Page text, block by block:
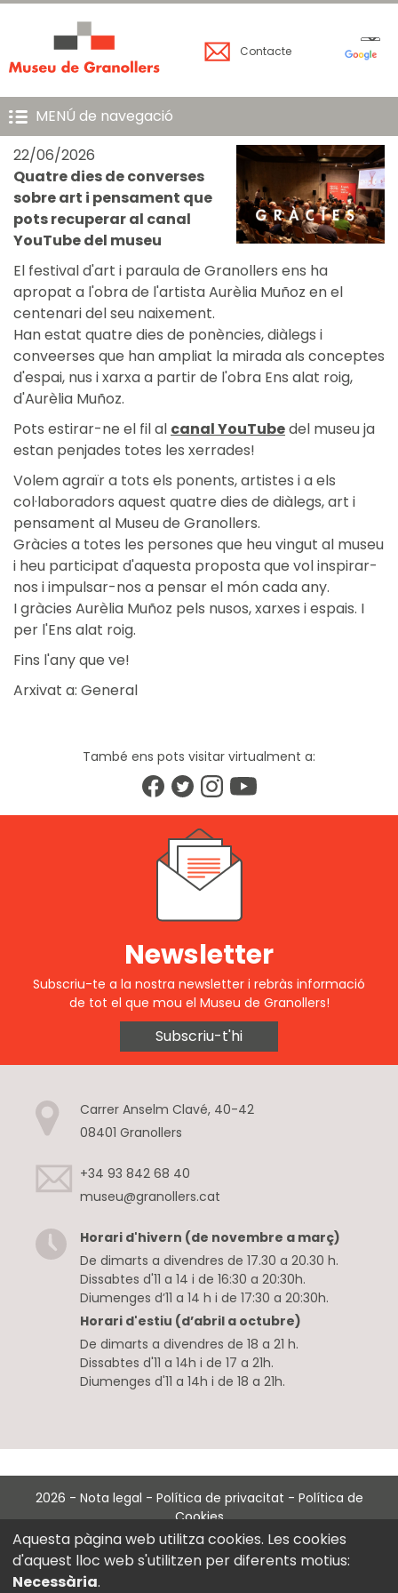
Contacte
MENÚ de navegació
22/06/2026
Quatre dies de converses
sobre art i pensament que
pots recuperar al canal
YouTube del museu
El festival d'art i paraula de Granollers ens ha
apropat a l'obra de l'artista Aurèlia Muñoz en el
centenari del seu naixement.
Han estat quatre dies de ponències, diàlegs i
conveerses que han ampliat la mirada als conceptes
d'espai, nus i xarxa a partir de l'obra Ens alat roig,
d'Aurèlia Muñoz.
Pots estirar-ne el fil al canal YouTubedel museu ja
estan penjades totes les xerrades!
Volem agraïr a tots els ponents, artistes i a els
col·laboradors aquest quatre dies de diàlegs, art i
pensament al Museu de Granollers.
Gràcies a totes les persones que heu vingut al museu
i heu participat d'aquesta proposta que vol inspirar-
nos i impulsar-nos a pensar el món cada any.
I gràcies Aurèlia Muñoz pels nusos, xarxes i espais. I
per l'Ens alat roig.
Fins l'any que ve!
Arxivat a: General
També ens pots visitar virtualment a:
Newsletter
Subscriu-te a la nostra newsletter i rebràs informació
de tot el que mou el Museu de Granollers!
Subscriu-t'hi
Carrer Anselm Clavé, 40-42
08401 Granollers
+34 93 842 68 40
museu@granollers.cat
Horari d'hivern (de novembre a març)
De dimarts a divendres de 17.30 a 20.30 h.
Dissabtes d'11 a 14 i de 16:30 a 20:30h.
Diumenges d’11 a 14 h i de 17:30 a 20:30h.
Horari d'estiu (d’abril a octubre)
De dimarts a divendres de 18 a 21 h.
Dissabtes d'11 a 14h i de 17 a 21h.
Diumenges d'11 a 14h i de 18 a 21h.
2026 - Nota legal - Política de privacitat - Política de
Cookies
with
atPerception Technologies
Aquesta pàgina web utilitza cookies. Les cookies
d'aquest lloc web s'utilitzen per diferents motius:
Necessària.